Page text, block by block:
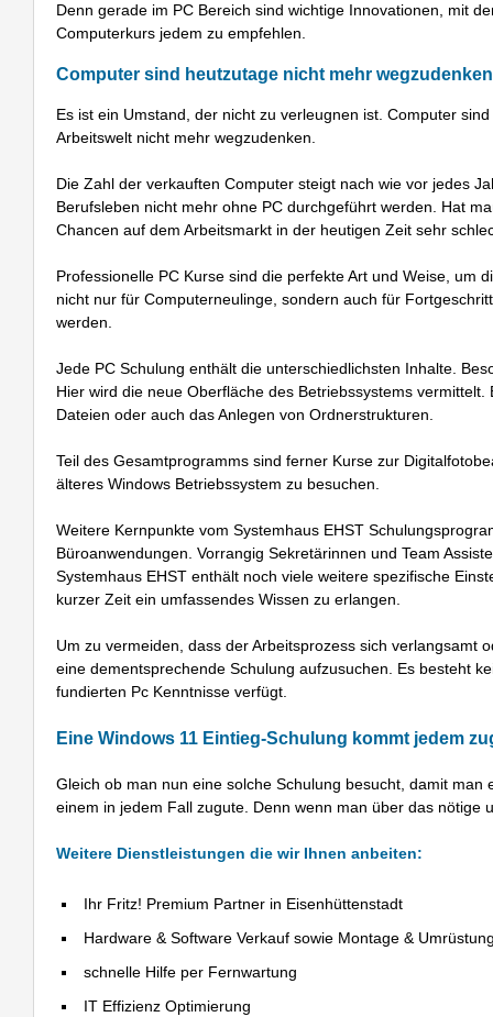
Denn gerade im PC Bereich sind wichtige Innovationen, mit
Computerkurs jedem zu empfehlen.
Computer sind heutzutage nicht mehr wegzudenken
Es ist ein Umstand, der nicht zu verleugnen ist. Computer
Arbeitswelt nicht mehr wegzudenken.
Die Zahl der verkauften Computer steigt nach wie vor jedes
Berufsleben nicht mehr ohne PC durchgeführt werden. Hat
Chancen auf dem Arbeitsmarkt in der heutigen Zeit sehr
Professionelle PC Kurse sind die perfekte Art und Weise, um
nicht nur für Computerneulinge, sondern auch für
werden.
Jede PC Schulung enthält die unterschiedlichsten Inhalte.
Hier wird die neue Oberfläche des Betriebssystems
Dateien oder auch das Anlegen von Ordnerstrukturen.
Teil des Gesamtprogramms sind ferner Kurse zur
älteres Windows Betriebssystem zu besuchen.
Weitere Kernpunkte vom Systemhaus EHST
Büroanwendungen. Vorrangig Sekretärinnen und Team
Systemhaus EHST enthält noch viele weitere spezifische
kurzer Zeit ein umfassendes Wissen zu erlangen.
Um zu vermeiden, dass der Arbeitsprozess sich verlangsamt
eine dementsprechende Schulung aufzusuchen. Es besteht
fundierten Pc Kenntnisse verfügt.
Eine Windows 11 Eintieg-Schulung kommt jedem
Gleich ob man nun eine solche Schulung besucht, damit
einem in jedem Fall zugute. Denn wenn man über das nötige
Weitere Dienstleistungen die wir Ihnen anbeiten:
Ihr Fritz! Premium Partner in Eisenhüttenstadt
Hardware & Software Verkauf sowie Montage &
schnelle Hilfe per Fernwartung
IT Effizienz Optimierung